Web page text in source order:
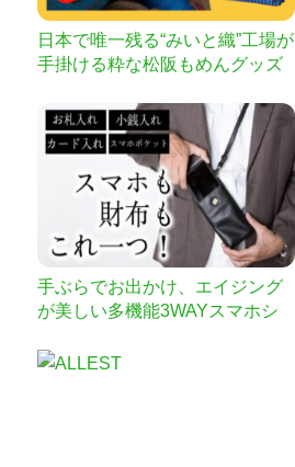
日本で唯一残る“みいと織”工場が
手掛ける粋な松阪もめんグッズ
手ぶらでお出かけ、エイジング
が美しい多機能3WAYスマホシ